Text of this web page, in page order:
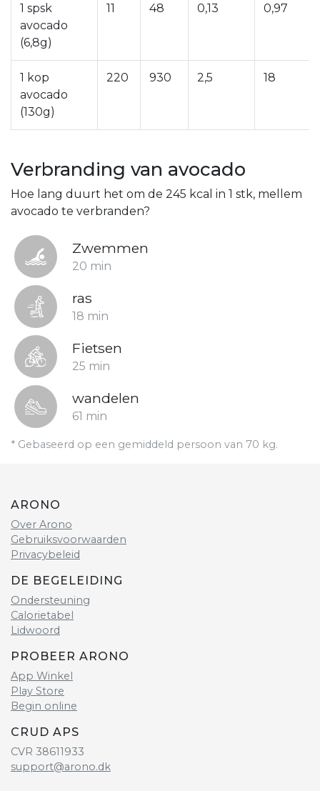
1 spsk
avocado
(6,8g)
11 48 0,13 0,97
1 kop
avocado
(130g)
220 930 2,5 18
Verbranding van avocado
Hoe lang duurt het om de 245 kcal in 1 stk, mellem
avocado te verbranden?
Zwemmen
20 min
ras
18 min
Fietsen
25 min
wandelen
61 min
* Gebaseerd op een gemiddeld persoon van 70 kg.
ARONO
Over Arono
Gebruiksvoorwaarden
Privacybeleid
DE BEGELEIDING
Ondersteuning
Calorietabel
Lidwoord
PROBEER ARONO
App Winkel
Play Store
Begin online
CRUD APS
CVR 38611933
support@arono.dk